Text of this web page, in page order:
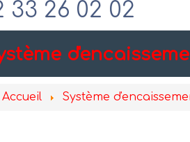
33 26 02 02
Accueil Système